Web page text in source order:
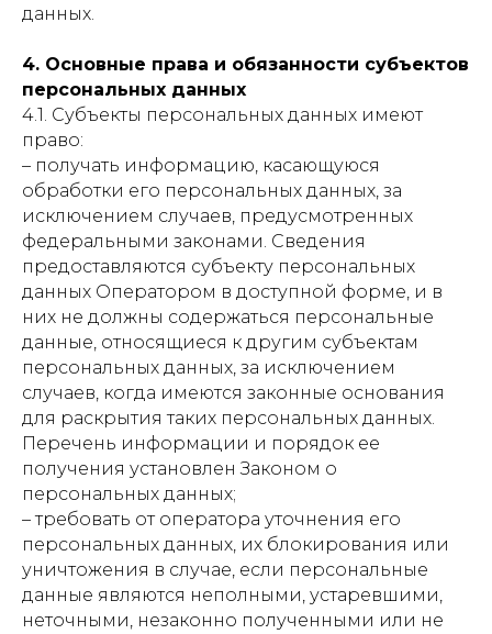
данных.
4. Основные права и обязанности субъектов
персональных данных
4.1. Субъекты персональных данных имеют
право:
– получать информацию, касающуюся
обработки его персональных данных, за
исключением случаев, предусмотренных
федеральными законами. Сведения
предоставляются субъекту персональных
данных Оператором в доступной форме, и в
них не должны содержаться персональные
данные, относящиеся к другим субъектам
персональных данных, за исключением
случаев, когда имеются законные основания
для раскрытия таких персональных данных.
Перечень информации и порядок ее
получения установлен Законом о
персональных данных;
– требовать от оператора уточнения его
персональных данных, их блокирования или
уничтожения в случае, если персональные
данные являются неполными, устаревшими,
неточными, незаконно полученными или не